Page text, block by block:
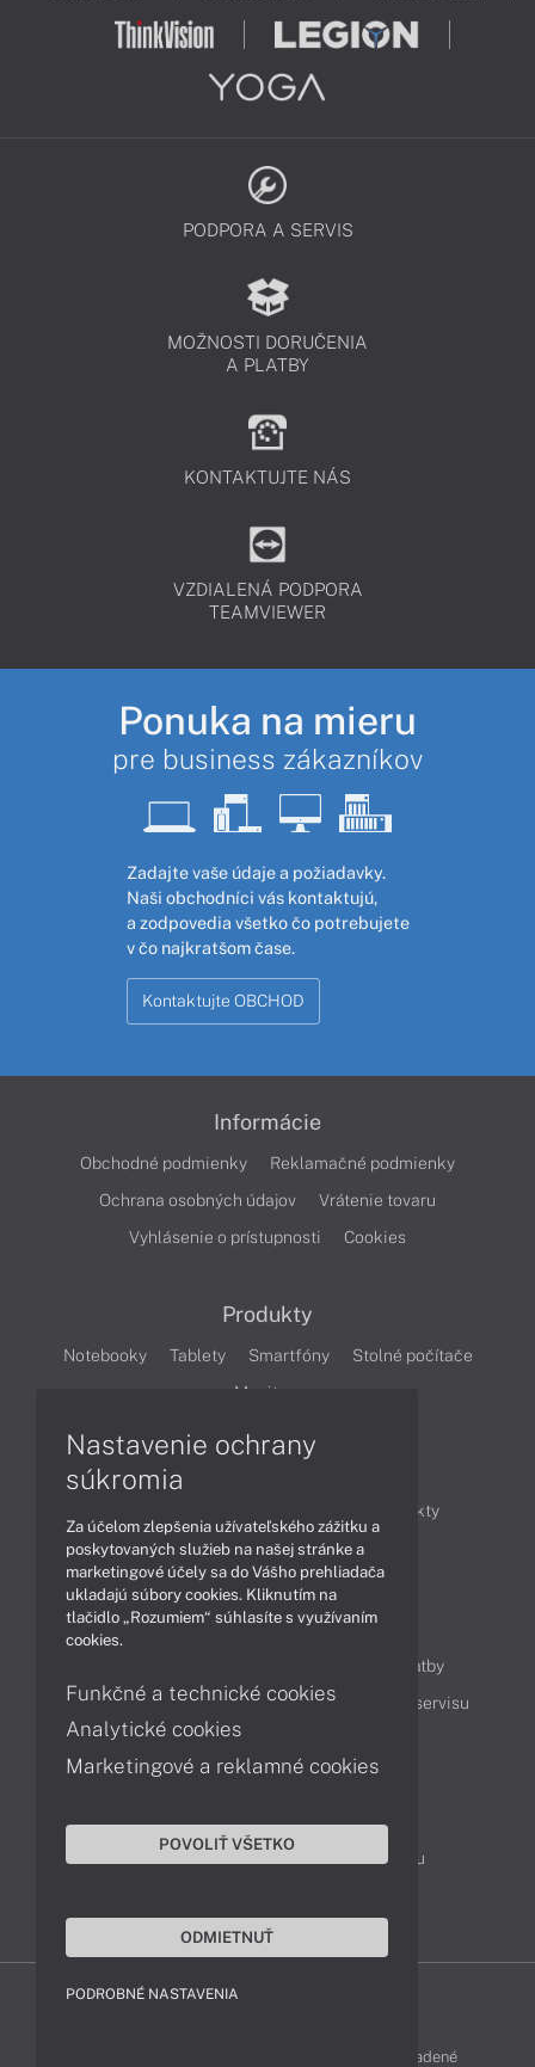
PODPORA A SERVIS
MOŽNOSTI DORUČENIA
A PLATBY
KONTAKTUJTE NÁS
VZDIALENÁ PODPORA
TEAMVIEWER
Ponuka na mieru
pre business zákazníkov
Zadajte vaše údaje a požiadavky.
Naši obchodníci vás kontaktujú,
a zodpovedia všetko čo potrebujete
v čo najkratšom čase.
Kontaktujte OBCHOD
Informácie
Obchodné podmienky
Reklamačné podmienky
Ochrana osobných údajov
Vrátenie tovaru
Vyhlásenie o prístupnosti
Cookies
Produkty
Notebooky Tablety Smartfóny
Stolné počítače
Monitory
Produkty
Technológie
Videá
Obsah
Možnosti doručenia a platby
Podpora a servis
Servisné služby Cenník servisu
Kontakty
043 4224 771
Obchodné oddelenie
Reklamácia tovaru
LENOVO-SHOP © 2013 - 2026 Všetky práva vyhradené
Nastavenie ochrany
súkromia
Za účelom zlepšenia užívateľského zážitku a
poskytovaných služieb na našej stránke a
marketingové účely sa do Vášho prehliadača
ukladajú súbory cookies. Kliknutím na
tlačidlo „Rozumiem“ súhlasíte s využívaním
cookies.
Funkčné a technické cookies
Analytické cookies
Marketingové a reklamné cookies
POVOLIŤ VŠETKO
ODMIETNUŤ
PODROBNÉ NASTAVENIA